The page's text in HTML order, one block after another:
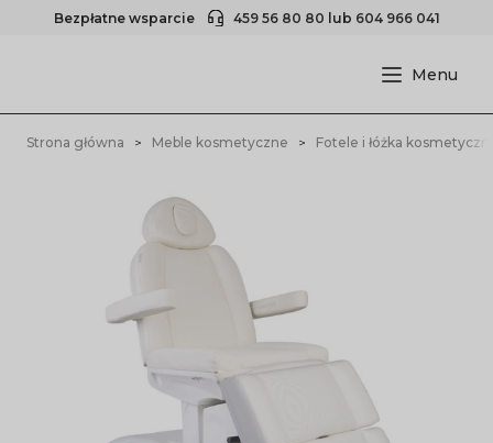
Bezpłatne wsparcie 459 56 80 80 lub 604 966 041
Strona główna Meble kosmetyczne Fotele i łóżka